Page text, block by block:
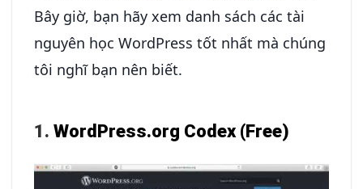
Bây giờ, bạn hãy xem danh sách các tài
nguyên học WordPress tốt nhất mà chúng
tôi nghĩ bạn nên biết.
1. WordPress.org Codex (Free)